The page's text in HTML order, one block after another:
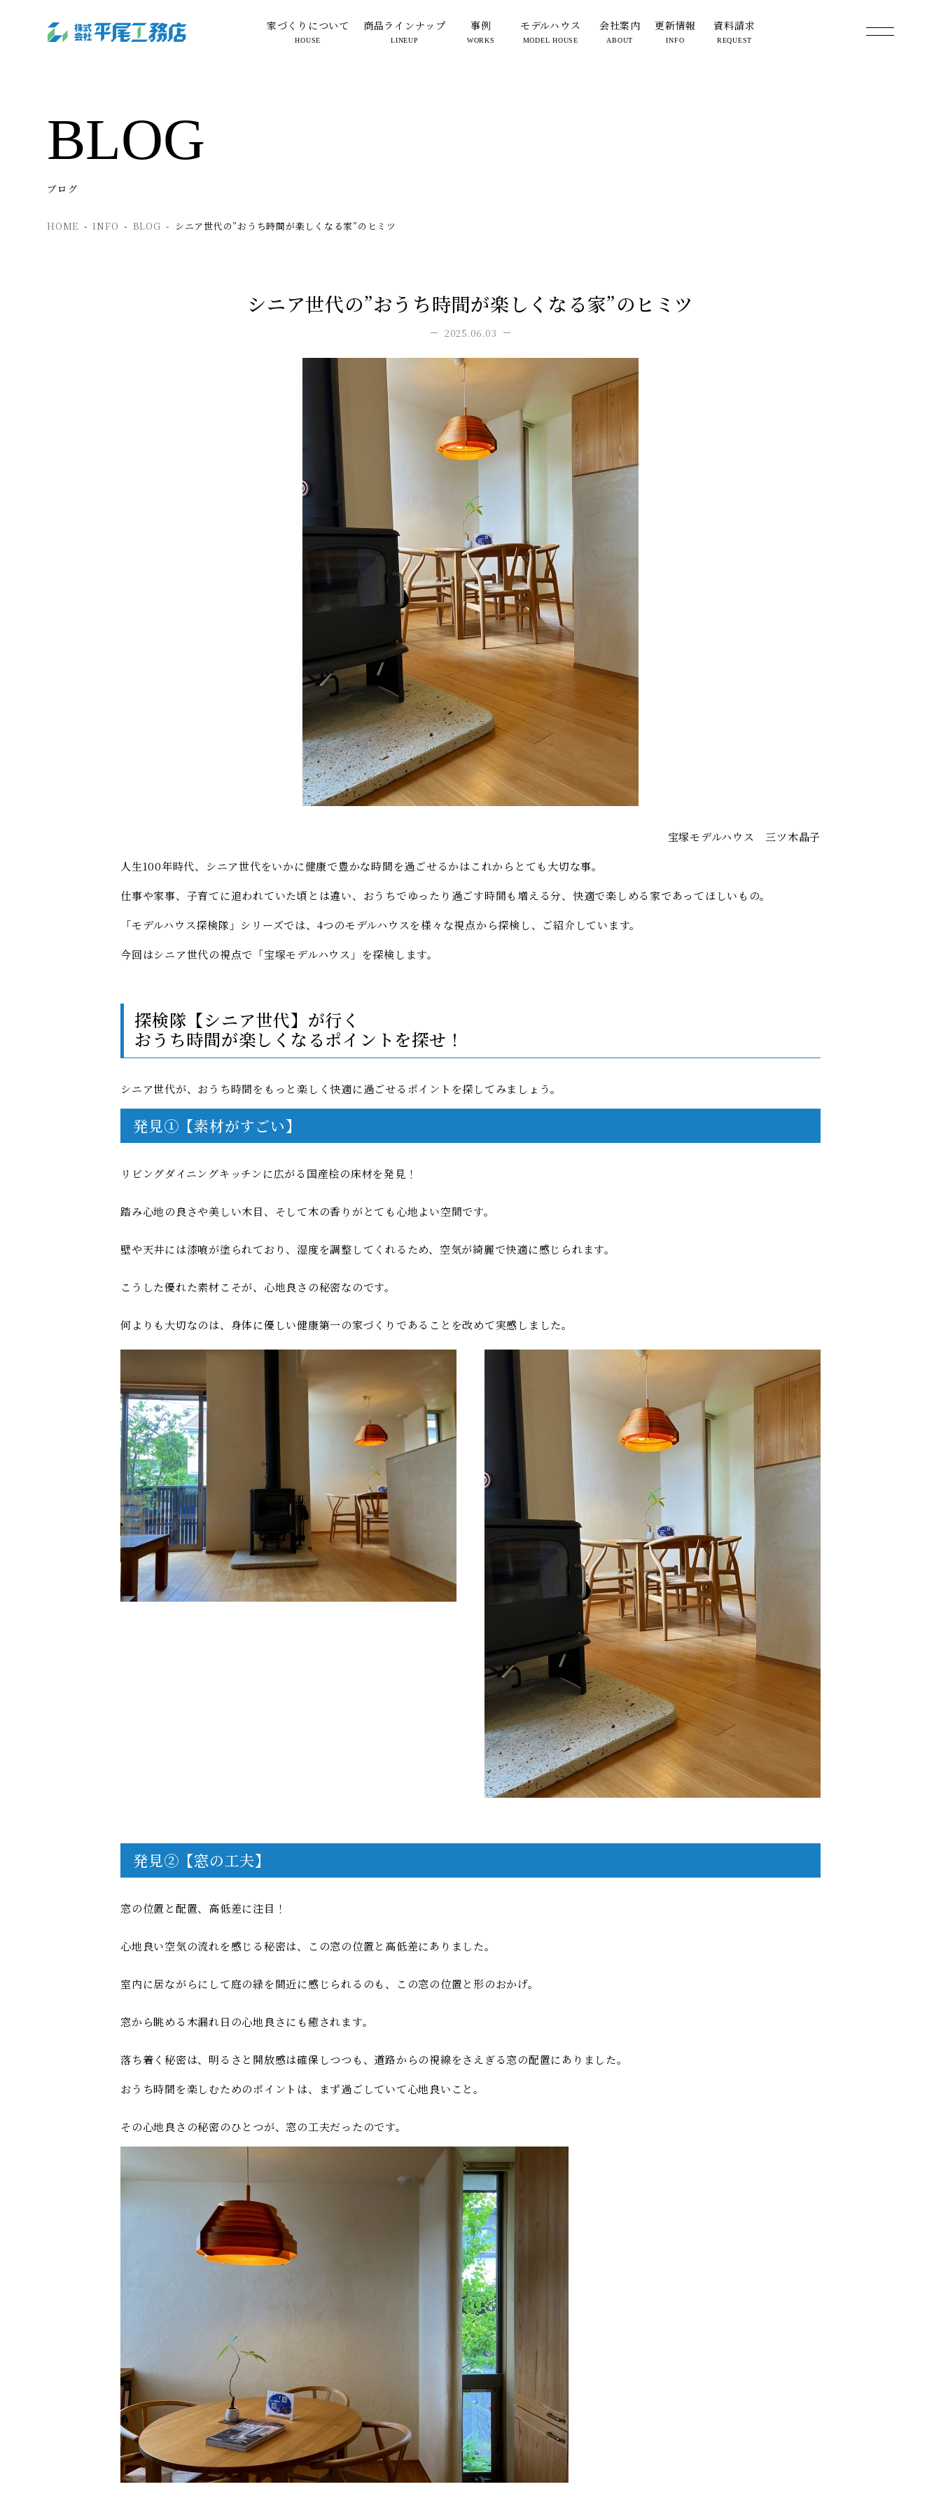
家づくりについて
HOUSE
商品ラインナップ
LINEUP
事例
WORKS
モデルハウス
MODEL HOUSE
会社案内
ABOUT
更新情報
INFO
資料請求
REQUEST
BLOG
ブログ
HOME INFO BLOG シニア世代の”おうち時間が楽しくなる家”のヒミツ
シニア世代の”おうち時間が楽しくなる家”のヒミツ
2025.06.03
宝塚モデルハウス 三ツ木晶子
人生100年時代、シニア世代をいかに健康で豊かな時間を過ごせるかはこれからとても大切な事。
仕事や家事、子育てに追われていた頃とは違い、おうちでゆったり過ごす時間も増える分、快適で楽しめる家であってほしいもの。
「モデルハウス探検隊」シリーズでは、4つのモデルハウスを様々な視点から探検し、ご紹介しています。
今回はシニア世代の視点で「宝塚モデルハウス」を探検します。
探検隊【シニア世代】が行く
おうち時間が楽しくなるポイントを探せ！
シニア世代が、おうち時間をもっと楽しく快適に過ごせるポイントを探してみましょう。
発見①【素材がすごい】
リビングダイニングキッチンに広がる国産桧の床材を発見！
踏み心地の良さや美しい木目、そして木の香りがとても心地よい空間です。
壁や天井には漆喰が塗られており、湿度を調整してくれるため、空気が綺麗で快適に感じられます。
こうした優れた素材こそが、心地良さの秘密なのです。
何よりも大切なのは、身体に優しい健康第一の家づくりであることを改めて実感しました。
発見②【窓の工夫】
窓の位置と配置、高低差に注目！
心地良い空気の流れを感じる秘密は、この窓の位置と高低差にありました。
室内に居ながらにして庭の緑を間近に感じられるのも、この窓の位置と形のおかげ。
窓から眺める木漏れ日の心地良さにも癒されます。
落ち着く秘密は、明るさと開放感は確保しつつも、道路からの視線をさえぎる窓の配置にありました。
おうち時間を楽しむためのポイントは、まず過ごしていて心地良いこと。
その心地良さの秘密のひとつが、窓の工夫だったのです。